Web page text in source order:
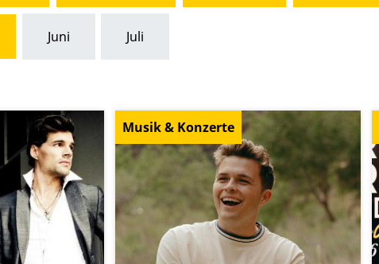
Juni Juli
Musik & Konzerte